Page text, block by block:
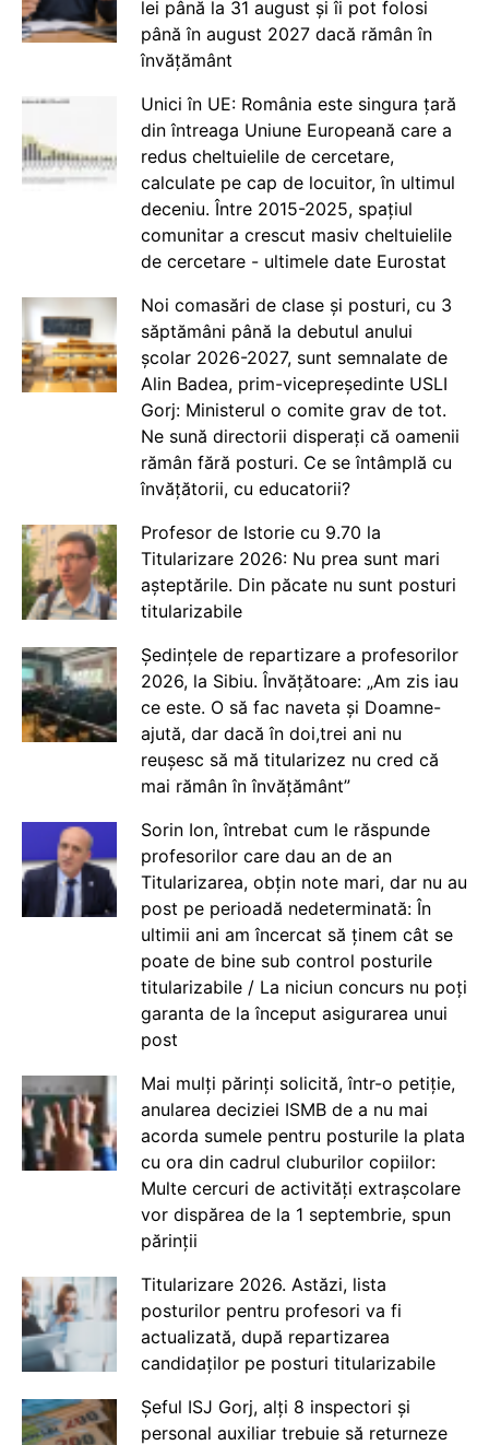
lei până la 31 august și îi pot folosi
până în august 2027 dacă rămân în
învățământ
Unici în UE: România este singura țară
din întreaga Uniune Europeană care a
redus cheltuielile de cercetare,
calculate pe cap de locuitor, în ultimul
deceniu. Între 2015-2025, spațiul
comunitar a crescut masiv cheltuielile
de cercetare - ultimele date Eurostat
Noi comasări de clase și posturi, cu 3
săptămâni până la debutul anului
școlar 2026-2027, sunt semnalate de
Alin Badea, prim-vicepreședinte USLI
Gorj: Ministerul o comite grav de tot.
Ne sună directorii disperați că oamenii
rămân fără posturi. Ce se întâmplă cu
învățătorii, cu educatorii?
Profesor de Istorie cu 9.70 la
Titularizare 2026: Nu prea sunt mari
așteptările. Din păcate nu sunt posturi
titularizabile
Ședințele de repartizare a profesorilor
2026, la Sibiu. Învățătoare: „Am zis iau
ce este. O să fac naveta și Doamne-
ajută, dar dacă în doi,trei ani nu
reușesc să mă titularizez nu cred că
mai rămân în învățământ”
Sorin Ion, întrebat cum le răspunde
profesorilor care dau an de an
Titularizarea, obțin note mari, dar nu au
post pe perioadă nedeterminată: În
ultimii ani am încercat să ținem cât se
poate de bine sub control posturile
titularizabile / La niciun concurs nu poți
garanta de la început asigurarea unui
post
Mai mulți părinți solicită, într-o petiție,
anularea deciziei ISMB de a nu mai
acorda sumele pentru posturile la plata
cu ora din cadrul cluburilor copiilor:
Multe cercuri de activități extrașcolare
vor dispărea de la 1 septembrie, spun
părinții
Titularizare 2026. Astăzi, lista
posturilor pentru profesori va fi
actualizată, după repartizarea
candidaților pe posturi titularizabile
Șeful ISJ Gorj, alți 8 inspectori și
personal auxiliar trebuie să returneze